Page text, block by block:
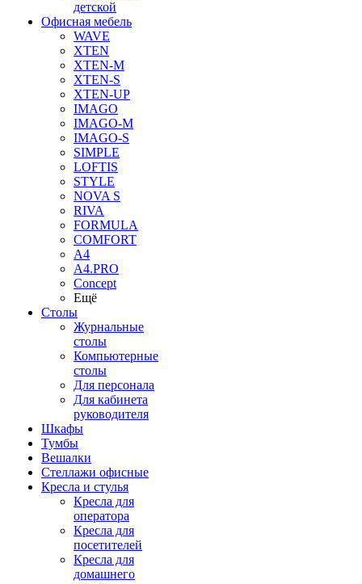
детской
Офисная мебель
WAVE
XTEN
XTEN-M
XTEN-S
XTEN-UP
IMAGO
IMAGO-M
IMAGO-S
SIMPLE
LOFTIS
STYLE
NOVA S
RIVA
FORMULA
COMFORT
A4
A4.PRO
Concept
Ещё
Столы
Журнальные
столы
Компьютерные
столы
Для персонала
Для кабинета
руководителя
Шкафы
Тумбы
Вешалки
Стеллажи офисные
Кресла и стулья
Кресла для
оператора
Кресла для
посетителей
Кресла для
домашнего